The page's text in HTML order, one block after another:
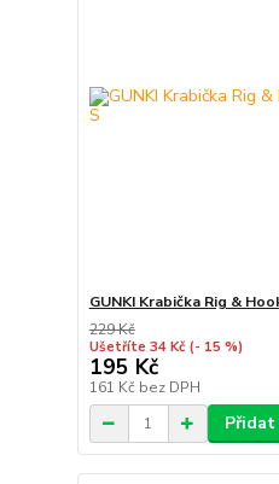
GUNKI Krabička Rig &
229 Kč
Ušetříte 34 Kč (- 15 %)
195 Kč
161 Kč bez DPH